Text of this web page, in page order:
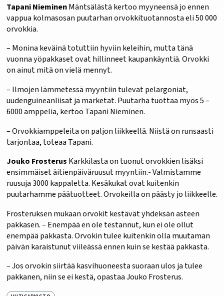
Tapani NieminenMäntsälästä kertoo myyneensä jo ennen
vappua kolmasosan puutarhan orvokkituotannosta eli 50 000
orvokkia.
– Monina keväinä totuttiin hyviin keleihin, mutta tänä
vuonna yöpakkaset ovat hillinneet kaupankäyntiä. Orvokki
on ainut mitä on vielä mennyt.
– Ilmojen lämmetessä myyntiin tulevat pelargoniat,
uudenguineanliisat ja marketat. Puutarha tuottaa myös 5 –
6000 amppelia, kertoo Tapani Nieminen.
– Orvokkiamppeleita on paljon liikkeellä. Niistä on runsaasti
tarjontaa, toteaa Tapani.
Jouko Frosterus Karkkilasta on tuonut orvokkien lisäksi
ensimmäiset äitienpäiväruusut myyntiin.- Valmistamme
ruusuja 3000 kappaletta. Kesäkukat ovat kuitenkin
puutarhamme päätuotteet. Orvokeilla on päästy jo liikkeelle.
Frosteruksen mukaan orvokit kestävät yhdeksän asteen
pakkasen. – Enempää en ole testannut, kun ei ole ollut
enempää pakkasta. Orvokin tulee kuitenkin olla muutaman
päivän karaistunut viileässä ennen kuin se kestää pakkasta.
– Jos orvokin siirtää kasvihuoneesta suoraan ulos ja tulee
pakkanen, niin se ei kestä, opastaa Jouko Frosterus.